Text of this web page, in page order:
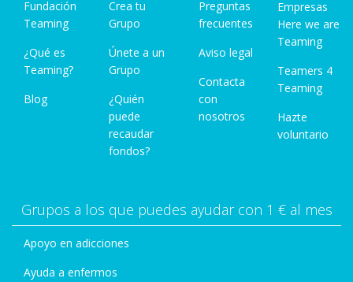
Fundación
Teaming
¿Qué es
Teaming?
Blog
Crea tu
Grupo
Únete a un
Grupo
¿Quién
puede
recaudar
fondos?
Preguntas
frecuentes
Aviso legal
Contacta
con
nosotros
Empresas
Here we are
Teaming
Teamers 4
Teaming
Hazte
voluntario
Grupos a los que puedes ayudar con 1 € al mes
Apoyo en adicciones
Ayuda a enfermos